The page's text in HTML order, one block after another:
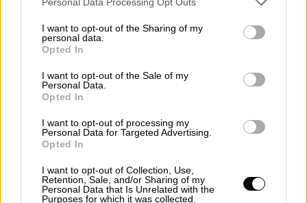
not limited to your visit or usage behaviour. You may click to
grant or deny consent to Google and its third-party tags to
use your data for below specified purposes in below Google
consent section.
I want to opt-out of the Sharing of my
personal data.
Opted In
I want to opt-out of the Sale of my
Personal Data.
Opted In
I want to opt-out of processing my
Personal Data for Targeted Advertising.
Opted In
I want to opt-out of Collection, Use,
Retention, Sale, and/or Sharing of my
Personal Data that Is Unrelated with the
Purposes for which it was collected.
Οι θεωρίες συνωμοσίας την
Ο θάνατος της σπρίντερ αμέσως
θεωρίες συνωμοσίας θέριεψαν· η
σωματοδομή της Τζόινερ και οι επιδόσεις
της, συνηγορούσαν για κάτι παράξενο πίσω
από όλα αυτά. Ήρθε και ο ξαφνικός θάνατος